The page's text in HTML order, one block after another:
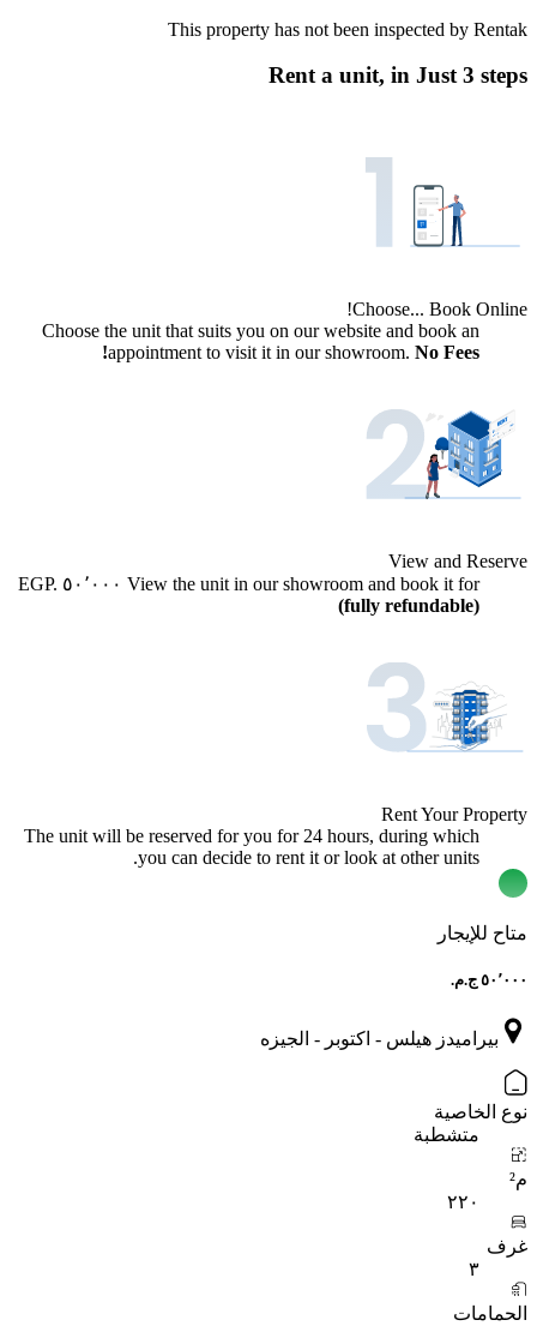
This property has not been inspected by Rentak
Rent a unit, in Just 3 steps
Choose... Book Online!
Choose the unit that suits you on our website and book an
appointment to visit it in our showroom. No Fees!
View and Reserve
View the unit in our showroom and book it for ٥٠٬٠٠٠
(fully refundable)
Rent Your Property
The unit will be reserved for you for 24 hours, during which
you can decide to rent it or look at other units.
متاح للإيجار
بيراميدز هيلس - اكتوبر - الجيزه
نوع الخاصية
متشطبة
م²
٢٢٠
غرف
٣
الحمامات